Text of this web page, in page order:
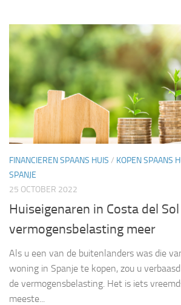
FINANCIEREN SPAANS HUIS / KOPEN SPAANS
SPANJE
25 OCTOBER 2022
Huiseigenaren in Costa del
vermogensbelasting meer
Als u een van de buitenlanders was die
woning in Spanje te kopen, zou u
de vermogensbelasting. Het is iets
meeste...